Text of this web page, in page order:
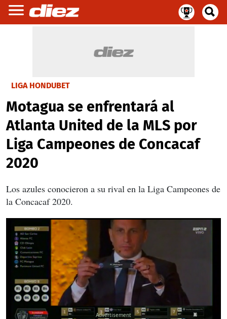
LIGA HONDUBET
Motagua se enfrentará al
Atlanta United de la MLS por
Liga Campeones de Concacaf
2020
Los azules conocieron a su rival en la Liga Campeones de
la Concacaf 2020.
X